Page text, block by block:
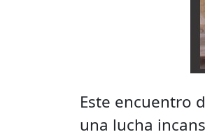
Este encuentro
una lucha